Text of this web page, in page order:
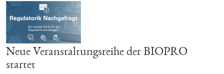
Neue Veranstaltungsreihe der BIOPRO
startet